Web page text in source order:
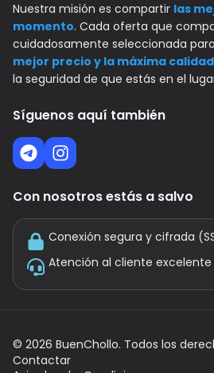
Nuestra misión es compartir las
momento. Cada oferta que
cuidadosamente seleccionada
mejor precio y la máxima calidad
la seguridad de que estás en el
Síguenos aquí también
Con nosotros estás a salvo
Conexión segura y cifrada
Atención al cliente excelente
© 2026 BuenChollo. Todos los
Contactar